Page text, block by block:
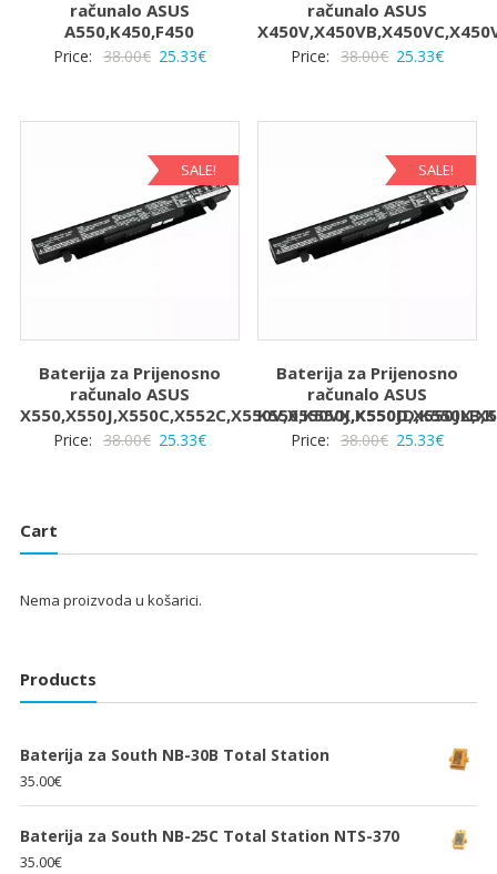
računalo ASUS
A550,K450,F450
Price: 38.00€ Izvorna
38.00€.
25.33€Trenutna
računalo ASUS
Price: 38.00€ Izvorna
38.00€.
25.33€
SALE!
Baterija za Prijenosno
računalo ASUS
Price: 38.00€ Izvorna
38.00€.
25.33€Trenutna
SALE!
Baterija za Prijenosno
računalo ASUS
Price: 38.00€ Izvorna
38.00€.
25.33€
Cart
Nema proizvoda u košarici.
Products
Baterija za South NB-30B Total Station
35.00€
Baterija za South NB-25C Total Station NTS-370
35.00€